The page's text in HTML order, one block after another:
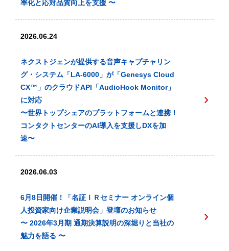
率化と応対品質向上を支援 〜
2026.06.24
ネクストジェンが提供する音声キャプチャリン
グ・システム「LA-6000」が「Genesys Cloud
CX™️」のクラウドAPI「AudioHook Monitor」
に対応
〜世界トップシェアのプラットフォームと連携！
コンタクトセンターのAI導入を支援しDXを加
速〜
2026.06.03
6月8日開催！「名証ＩＲセミナー オンライン個
人投資家向け企業説明会」登壇のお知らせ
〜 2026年3月期 通期決算説明の深堀りと当社の
魅力を語る 〜